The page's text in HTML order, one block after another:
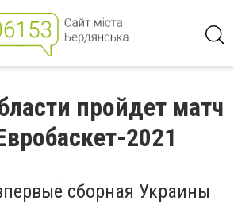
пройдет матч
2021
сборная Украины